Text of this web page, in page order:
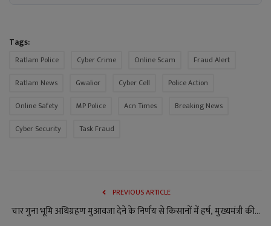
Tags:
Ratlam Police Cyber Crime Online Scam
Fraud Alert
Ratlam News
Gwalior Cyber Cell
Police Action
Online Safety
MP Police Acn Times
Breaking News
Cyber Security
Task Fraud
PREVIOUS ARTICLE
चार गुना भूमि अधिग्रहण मुआवजा देने के निर्णय से किसानों में हर्ष, मुख्यमंत्री की...